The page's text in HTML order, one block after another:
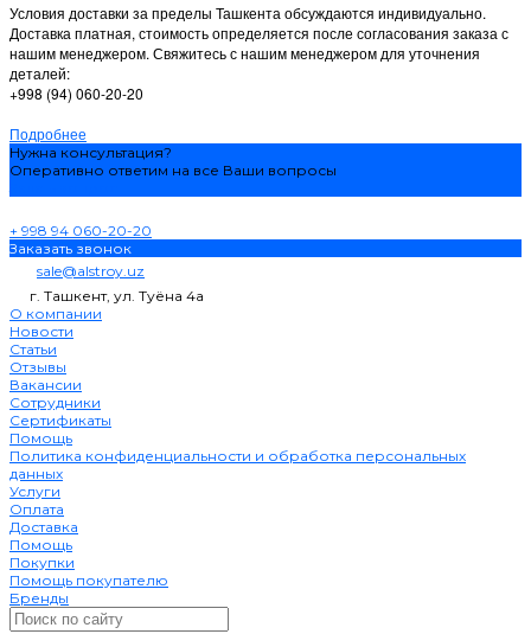
Условия доставки за пределы Ташкента обсуждаются индивидуально.
Доставка платная, стоимость определяется после согласования заказа с
нашим менеджером. Свяжитесь с нашим менеджером для уточнения
деталей:
+998 (94) 060-20-20
Подробнее
Нужна консультация?
Оперативно ответим на все Ваши вопросы
+ 998 94 060-20-20
Заказать звонок
sale@alstroy.uz
г. Ташкент, ул. Туёна 4а
О компании
Новости
Статьи
Отзывы
Вакансии
Сотрудники
Сертификаты
Помощь
Политика конфиденциальности и обработка персональных
данных
Услуги
Оплата
Доставка
Помощь
Покупки
Помощь покупателю
Бренды